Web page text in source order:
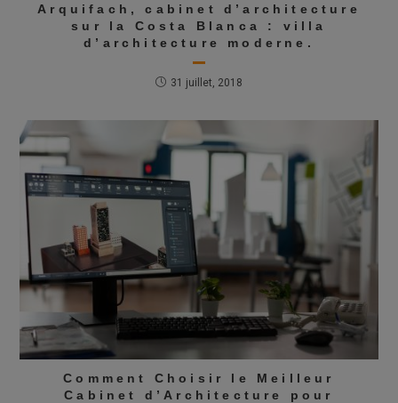
Arquifach, cabinet d’architecture
sur la Costa Blanca : villa
d’architecture moderne.
31 juillet, 2018
Comment Choisir le Meilleur
Cabinet d’Architecture pour